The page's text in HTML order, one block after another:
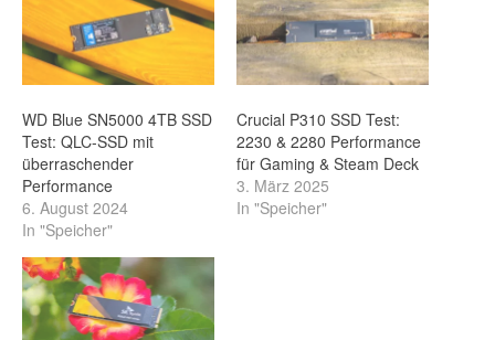
WD Blue SN5000 4TB SSD
Test: QLC-SSD mit
überraschender
Performance
6. August 2024
In "Speicher"
Crucial P310 SSD Test:
2230 & 2280 Performance
für Gaming & Steam Deck
3. März 2025
In "Speicher"